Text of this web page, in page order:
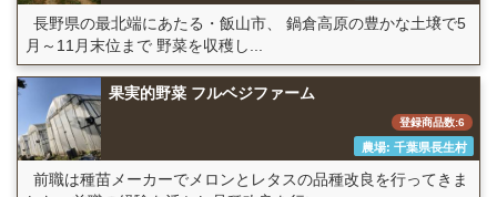
長野県の最北端にあたる・飯山市、 鍋倉高原の豊かな土壌で5
月～11月末位まで 野菜を収穫し...
果実的野菜 フルベジファーム
登録商品数:6
農場: 千葉県長生村
前職は種苗メーカーでメロンとレタスの品種改良を行ってきま